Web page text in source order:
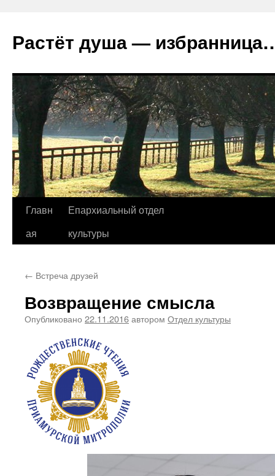
Растёт душа —
Перейти
Главн
ая
Епархиальный отдел
культуры
← Встреча друзей
Возвращение смысла
Опубликовано 22.11.2016автором Отдел культуры